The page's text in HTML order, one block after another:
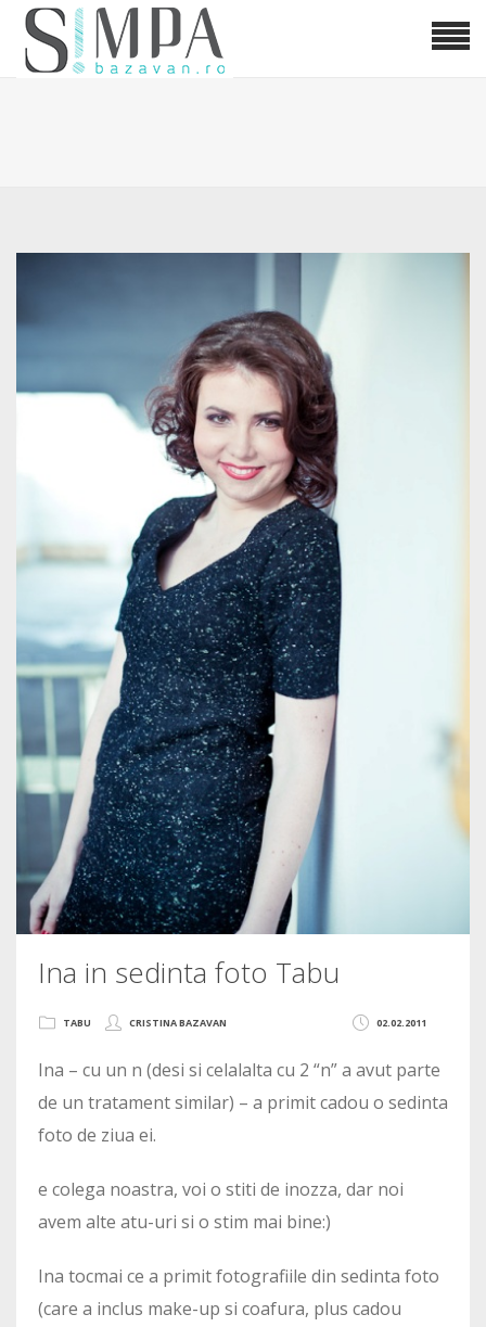
Ina in sedinta foto Tabu
02.02.2011
TABU CRISTINA BAZAVAN
Ina – cu un n (desi si celalalta cu 2 “n” a avut parte
de un tratament similar) – a primit cadou o sedinta
foto de ziua ei.
e colega noastra, voi o stiti de inozza, dar noi
avem alte atu-uri si o stim mai bine:)
Ina tocmai ce a primit fotografiile din sedinta foto
(care a inclus make-up si coafura, plus cadou